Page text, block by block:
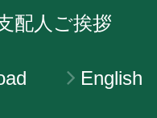
配人ご挨拶
English